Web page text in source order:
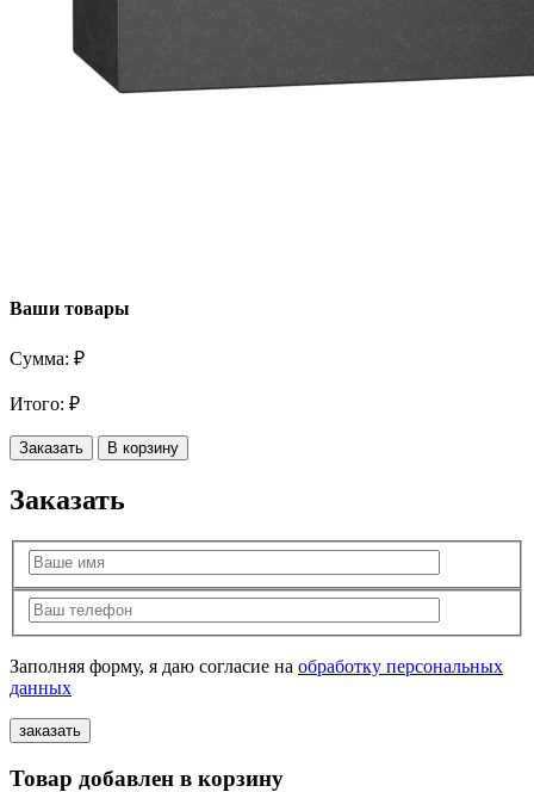
Ваши товары
Сумма: ₽
Итого: ₽
Заказать В корзину
Заказать
Заполняя форму, я даю согласие на обработку персональных
данных
Товар добавлен в корзину